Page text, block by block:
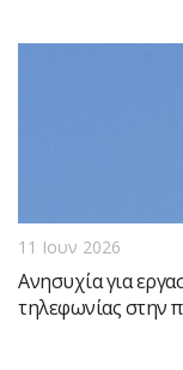
11 Ιουν 2026
Ανησυχία για
τηλεφωνίας στην